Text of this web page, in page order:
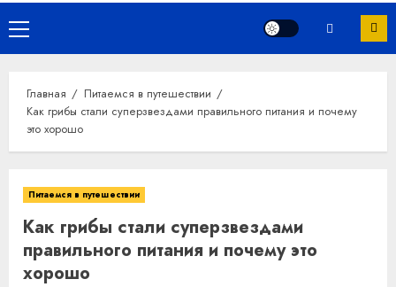
Основное
меню
Главная
Питаемся в путешествии
Как грибы стали суперзвездами правильного питания и почему
это хорошо
Питаемся в путешествии
Как грибы стали суперзвездами
правильного питания и почему это
хорошо